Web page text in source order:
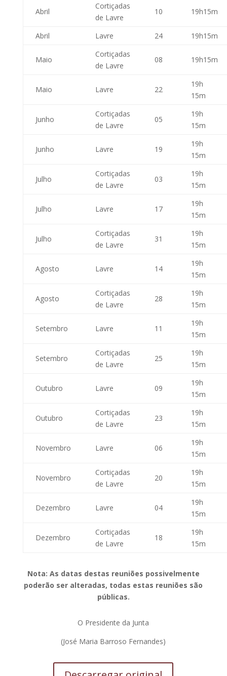
Abril
Cortiçadas
de Lavre
10 19h15m
Abril Lavre 24 19h15m
Maio
Cortiçadas
de Lavre
08 19h15m
Maio Lavre 22
19h
15m
Junho
Cortiçadas
de Lavre
05
19h
15m
Junho Lavre 19
19h
15m
Julho
Cortiçadas
de Lavre
03
19h
15m
Julho Lavre 17
19h
15m
Julho
Cortiçadas
de Lavre
31
19h
15m
Agosto Lavre 14
19h
15m
Agosto
Cortiçadas
de Lavre
28
19h
15m
Setembro Lavre 11
19h
15m
Setembro
Cortiçadas
de Lavre
25
19h
15m
Outubro Lavre 09
19h
15m
Outubro
Cortiçadas
de Lavre
23
19h
15m
Novembro Lavre 06
19h
15m
Novembro
Cortiçadas
de Lavre
20
19h
15m
Dezembro Lavre 04
19h
15m
Dezembro
Cortiçadas
de Lavre
18
19h
15m
Nota: As datas destas reuniões possivelmente
poderão ser alteradas, todas estas reuniões são
públicas.
O Presidente da Junta
(José Maria Barroso Fernandes)